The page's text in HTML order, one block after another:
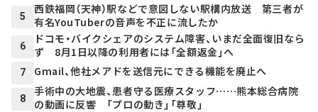
5
西鉄福岡（天神）駅などで意図しない駅構内放送 第三者が
有名YouTuberの音声を不正に流したか
6
ドコモ・バイクシェアのシステム障害、いまだ全面復旧なら
ず 8月1日以降の利用者には「全額返金」へ
7 Gmail、他社メアドを送信元にできる機能を廃止へ
8
手術中の大地震、患者守る医療スタッフ……熊本総合病院
の動画に反響 「プロの動き」「尊敬」